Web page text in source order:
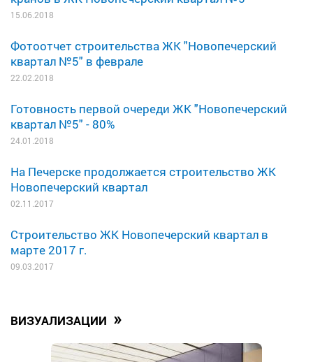
15.06.2018
Фотоотчет строительства ЖК "Новопечерский
квартал №5" в феврале
22.02.2018
Готовность первой очереди ЖК "Новопечерский
квартал №5" - 80%
24.01.2018
На Печерске продолжается строительство ЖК
Новопечерский квартал
02.11.2017
Строительство ЖК Новопечерский квартал в
марте 2017 г.
09.03.2017
ВИЗУАЛИЗАЦИИ »